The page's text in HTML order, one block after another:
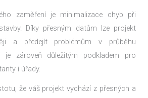
zaměření je minimalizace chyb při
Díky přesným datům lze projekt
a předejít problémům v průběhu
je zároveň důležitým podkladem pro
i úřady.
že váš projekt vychází z přesných a